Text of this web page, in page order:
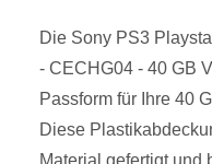
Die Sony PS3
- CECHG04 - 40 GB
Passform für Ihre 40
Diese
Material gefertigt und